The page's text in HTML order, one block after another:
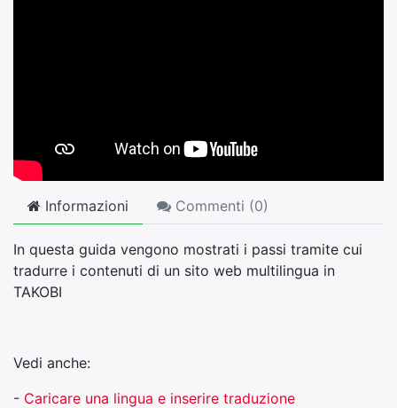
Informazioni Commenti (0)
In questa guida vengono mostrati i passi tramite cui
tradurre i contenuti di un sito web multilingua in
TAKOBI
Vedi anche:
- Caricare una lingua e inserire traduzione